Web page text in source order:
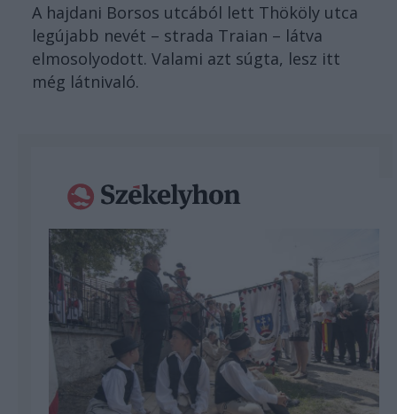
A hajdani Borsos utcából lett Thököly utca
legújabb nevét – strada Traian – látva
elmosolyodott. Valami azt súgta, lesz itt
még látnivaló.